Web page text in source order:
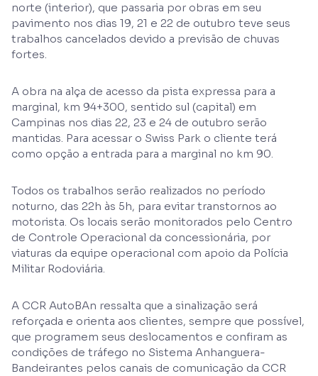
norte (interior), que passaria por obras em seu
pavimento nos dias 19, 21 e 22 de outubro teve seus
trabalhos cancelados devido a previsão de chuvas
fortes.
A obra na alça de acesso da pista expressa para a
marginal, km 94+300, sentido sul (capital) em
Campinas nos dias 22, 23 e 24 de outubro serão
mantidas. Para acessar o Swiss Park o cliente terá
como opção a entrada para a marginal no km 90.
Todos os trabalhos serão realizados no período
noturno, das 22h às 5h, para evitar transtornos ao
motorista. Os locais serão monitorados pelo Centro
de Controle Operacional da concessionária, por
viaturas da equipe operacional com apoio da Polícia
Militar Rodoviária.
A CCR AutoBAn ressalta que a sinalização será
reforçada e orienta aos clientes, sempre que possível,
que programem seus deslocamentos e confiram as
condições de tráfego no Sistema Anhanguera-
Bandeirantes pelos canais de comunicação da CCR